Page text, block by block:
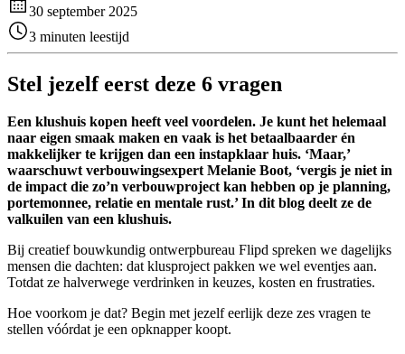
30 september 2025
3 minuten leestijd
Stel jezelf eerst deze 6 vragen
Een klushuis kopen heeft veel voordelen. Je kunt het helemaal
naar eigen smaak maken en vaak is het betaalbaarder én
makkelijker te krijgen dan een instapklaar huis. ‘Maar,’
waarschuwt verbouwingsexpert Melanie Boot, ‘vergis je niet in
de impact die zo’n verbouwproject kan hebben op je planning,
portemonnee, relatie en mentale rust.’ In dit blog deelt ze de
valkuilen van een klushuis.
Bij creatief bouwkundig ontwerpbureau Flipd spreken we dagelijks
mensen die dachten: dat klusproject pakken we wel eventjes aan.
Totdat ze halverwege verdrinken in keuzes, kosten en frustraties.
Hoe voorkom je dat? Begin met jezelf eerlijk deze zes vragen te
stellen vóórdat je een opknapper koopt.